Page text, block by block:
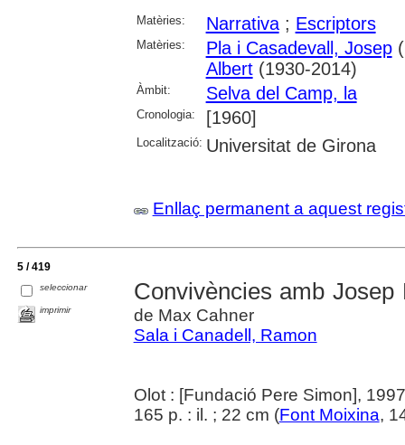
Matèries: Narrativa; Escriptors
Matèries: Pla i Casadevall, Josep
Albert(1930-2014)
Àmbit: Selva del Camp, la
Cronologia: [1960]
Localització: Universitat de Girona
Enllaç permanent a aquest
5 / 419
seleccionar
imprimir
Convivències amb Josep
de Max Cahner
Sala i Canadell, Ramon
Olot : [Fundació Pere Simon], 1997
165 p. : il. ; 22 cm (Font Moixina,